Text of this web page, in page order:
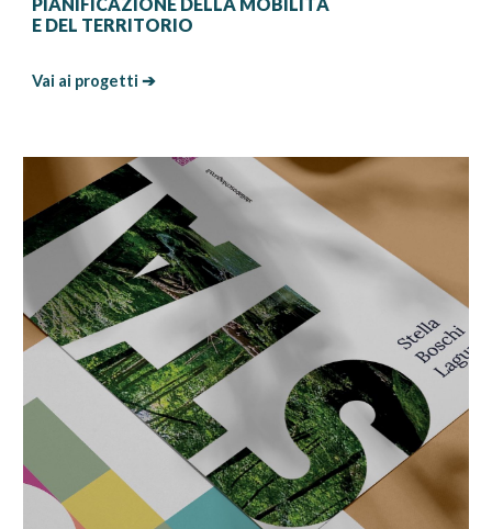
E DEL TERRITORIO
Vai ai progetti ➔